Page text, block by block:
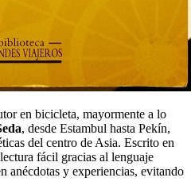
en bicicleta, mayormente a lo
, desde Estambul hasta Pekín,
del centro de Asia. Escrito en
fácil gracias al lenguaje
anécdotas y experiencias, evitando